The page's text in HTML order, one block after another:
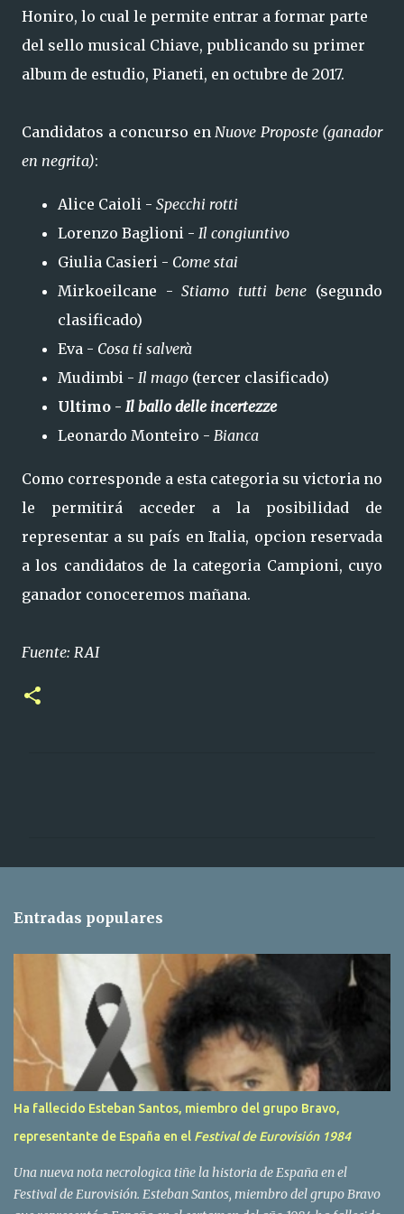
Honiro, lo cual le permite entrar a formar parte
del sello musical Chiave, publicando su primer
album de estudio, Pianeti, en octubre de 2017.
Candidatos a concurso en Nuove Proposte (ganador
en negrita):
Alice Caioli - Specchi rotti
Lorenzo Baglioni - Il congiuntivo
Giulia Casieri - Come stai
Mirkoeilcane -Stiamo tutti bene (segundo
clasificado)
Eva - Cosa ti salverà
Mudimbi - Il mago (tercer clasificado)
Ultimo - Il ballo delle incertezze
Leonardo Monteiro - Bianca
Como corresponde a esta categoria su victoria no
le permitirá acceder a la posibilidad de
representar a su país en Italia, opcion reservada
a los candidatos de la categoria Campioni, cuyo
ganador conoceremos mañana.
Fuente: RAI
r
s
Entradas populares
Ha fallecido Esteban Santos, miembro del grupo Bravo,
representante de España en el Festival de Eurovisión 1984
Una nueva nota necrologica tiñe la historia de España en el
Festival de Eurovisión. Esteban Santos, miembro del grupo Bravo